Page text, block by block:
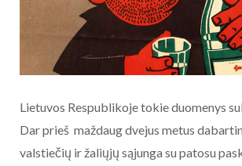
Lietuvos Respublikoje tokie duomenys
Dar prieš maždaug dvejus metus
valstiečių ir žaliųjų sąjunga su patosu